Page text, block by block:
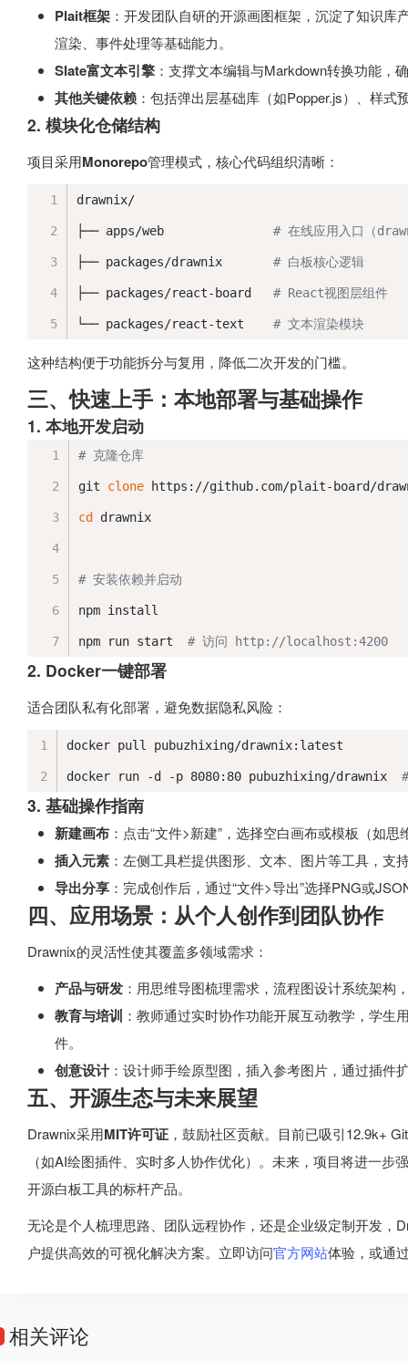
Plait框架 ：开发团队自研的开源画图框架，沉淀了知识
渲染、事件处理等基础能力。
Slate富文本引擎 ：支撑文本编辑与Markdown转换功能，
其他关键依赖 ：包括弹出层基础库（如Popper.js）、样
2. 模块化仓储结构
项目采用Monorepo管理模式，核心代码组织清晰：
drawnix/
├── apps/web # 在线应用入口（
├── packages/drawnix # 白板核心逻辑
├── packages/react-board # React视图层组件
└── packages/react-text # 文本渲染模块
这种结构便于功能拆分与复用，降低二次开发的门槛。
三、快速上手：本地部署与基础操作
1. 本地开发启动
# 克隆仓库
git clone https://github.com/plait-board/
cd drawnix
# 安装依赖并启动
npm install
npm run start # 访问 http://localhost:4200
2. Docker一键部署
适合团队私有化部署，避免数据隐私风险：
docker pull pubuzhixing/drawnix:latest
docker run -d -p 8080:80 pubuzhixing/drawnix
3. 基础操作指南
新建画布 ：点击“文件>新建”，选择空白画布或模板（如
插入元素 ：左侧工具栏提供图形、文本、图片等工具，支
导出分享 ：完成创作后，通过“文件>导出”选择PNG或
四、应用场景：从个人创作到团队协作
Drawnix的灵活性使其覆盖多领域需求：
产品与研发 ：用思维导图梳理需求，流程图设计系统架构
教育与培训 ：教师通过实时协作功能开展互动教学，学
件。
创意设计：设计师手绘原型图，插入参考图片，通过插件
五、开源生态与未来展望
Drawnix采用MIT许可证 ，鼓励社区贡献。目前已吸引12.9k+
（如AI绘图插件、实时多人协作优化）。未来，项目将进一
开源白板工具的标杆产品。
无论是个人梳理思路、团队远程协作，还是企业级定制开发，
户提供高效的可视化解决方案。立即访问官方网站体验，或通
相关评论